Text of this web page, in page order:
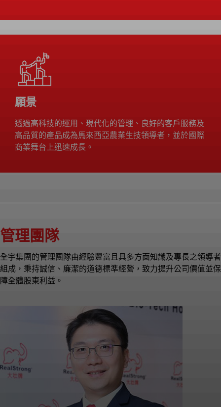
願景
透過高科技的運用、現代化的管理、良好的客戶服務及
高品質的產品成為馬來西亞農業生技領導者，並於國際
商業舞台上迅速成長。
管理團隊
全宇集團的管理團隊由經驗豐富且具多方面知識及專長之領導者
組成，秉持誠信、廉潔的道德標準經營，致力提升公司價值並保
障全體股東利益。